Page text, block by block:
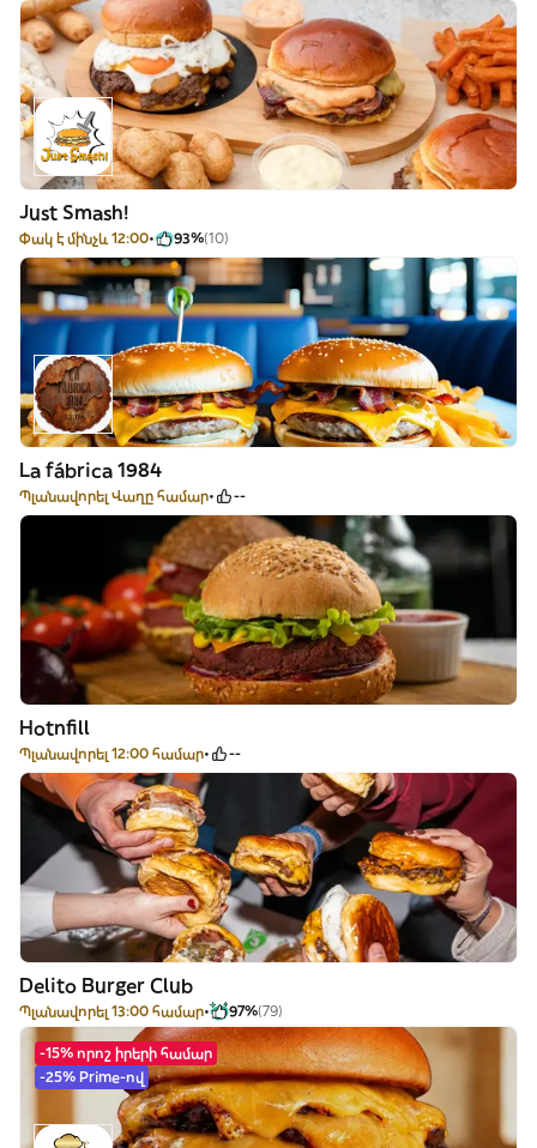
Just Smash!
Փակ է մինչև 12:00 93%(10)
La fábrica 1984
Պլանավորել Վաղը համար --
Hotnfill
Պլանավորել 12:00 համար --
Delito Burger Club
Պլանավորել 13:00 համար 97%(79)
-15% որոշ իրերի համար
-25% Prime-ով